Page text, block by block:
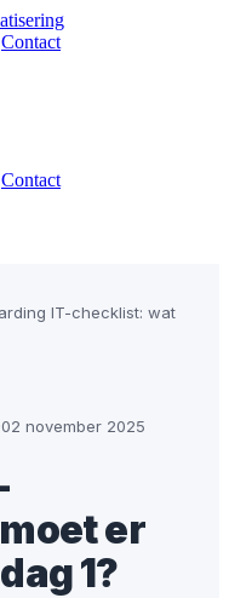
Contact
Contact
IT-checklist: wat
02 november 2025
er
1?